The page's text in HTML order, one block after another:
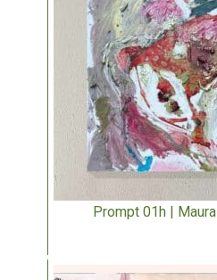
Prompt 01h |